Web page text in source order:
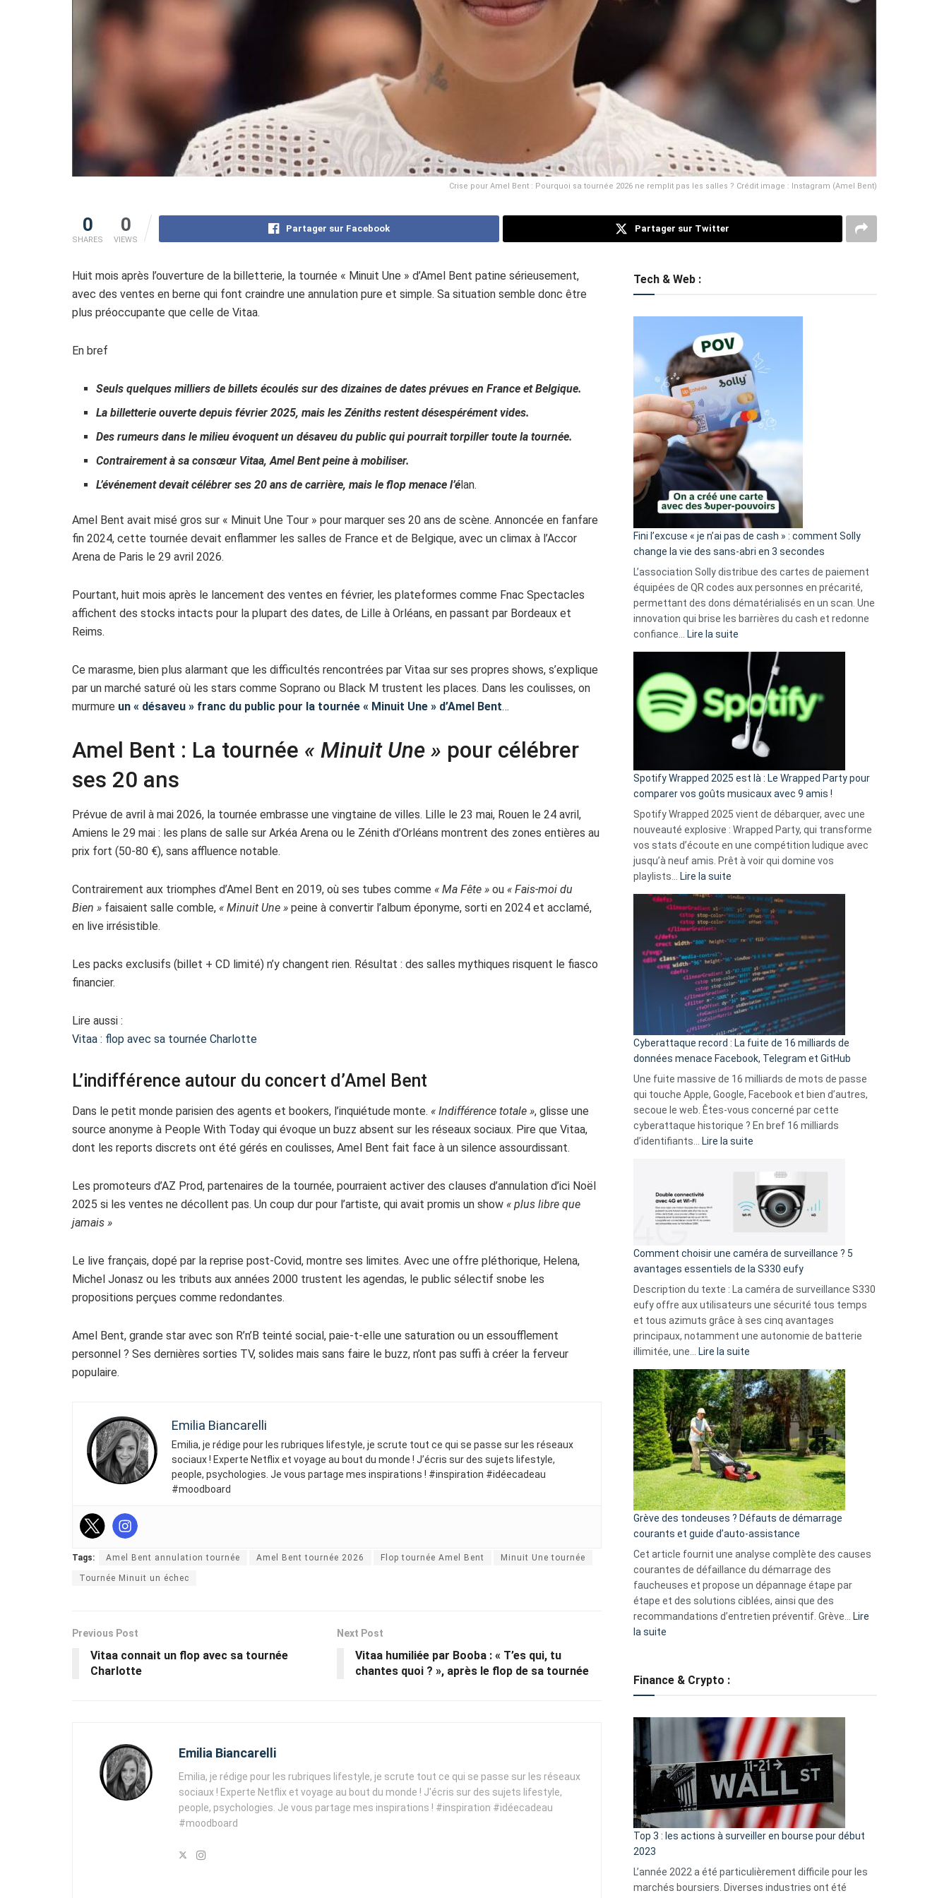
Crise pour Amel Bent : Pourquoi sa tournée 2026 ne remplit pas les salles ? Crédit image : Instagram (Amel Bent)
0
SHARES
0
VIEWS
Partager sur Facebook Partager sur Twitter
Huit mois après l’ouverture de la billetterie, la tournée « Minuit Une » d’Amel Bent patine sérieusement,
avec des ventes en berne qui font craindre une annulation pure et simple. Sa situation semble donc être
plus préoccupante que celle de Vitaa.
En bref
Seuls quelques milliers de billets écoulés sur des dizaines de dates prévues en France et Belgique.
La billetterie ouverte depuis février 2025, mais les Zéniths restent désespérément vides.
Des rumeurs dans le milieu évoquent un désaveu du public qui pourrait torpiller toute la tournée.
Contrairement à sa consœur Vitaa, Amel Bent peine à mobiliser.
L’événement devait célébrer ses 20 ans de carrière, mais le flop menace l’élan.
Amel Bent avait misé gros sur « Minuit Une Tour » pour marquer ses 20 ans de scène. Annoncée en fanfare
fin 2024, cette tournée devait enflammer les salles de France et de Belgique, avec un climax à l’Accor
Arena de Paris le 29 avril 2026.
Pourtant, huit mois après le lancement des ventes en février, les plateformes comme Fnac Spectacles
affichent des stocks intacts pour la plupart des dates, de Lille à Orléans, en passant par Bordeaux et
Reims.
Ce marasme, bien plus alarmant que les difficultés rencontrées par Vitaa sur ses propres shows, s’explique
par un marché saturé où les stars comme Soprano ou Black M trustent les places. Dans les coulisses, on
murmure un « désaveu » franc du public pour la tournée « Minuit Une » d’Amel Bent…
Amel Bent : La tournée « Minuit Une » pour célébrer
ses 20 ans
Prévue de avril à mai 2026, la tournée embrasse une vingtaine de villes. Lille le 23 mai, Rouen le 24 avril,
Amiens le 29 mai : les plans de salle sur Arkéa Arena ou le Zénith d’Orléans montrent des zones entières au
prix fort (50-80 €), sans affluence notable.
Contrairement aux triomphes d’Amel Bent en 2019, où ses tubes comme « Ma Fête » ou « Fais-moi du
Bien » faisaient salle comble, « Minuit Une » peine à convertir l’album éponyme, sorti en 2024 et acclamé,
en live irrésistible.
Les packs exclusifs (billet + CD limité) n’y changent rien. Résultat : des salles mythiques risquent le fiasco
financier.
Lire aussi :
Vitaa : flop avec sa tournée Charlotte
L’indifférence autour du concert d’Amel Bent
Dans le petit monde parisien des agents et bookers, l’inquiétude monte. « Indifférence totale », glisse une
source anonyme à People With Today qui évoque un buzz absent sur les réseaux sociaux. Pire que Vitaa,
dont les reports discrets ont été gérés en coulisses, Amel Bent fait face à un silence assourdissant.
Les promoteurs d’AZ Prod, partenaires de la tournée, pourraient activer des clauses d’annulation d’ici Noël
2025 si les ventes ne décollent pas. Un coup dur pour l’artiste, qui avait promis un show « plus libre que
jamais »
Le live français, dopé par la reprise post-Covid, montre ses limites. Avec une offre pléthorique, Helena,
Michel Jonasz ou les tributs aux années 2000 trustent les agendas, le public sélectif snobe les
propositions perçues comme redondantes.
Amel Bent, grande star avec son R’n’B teinté social, paie-t-elle une saturation ou un essoufflement
personnel ? Ses dernières sorties TV, solides mais sans faire le buzz, n’ont pas suffi à créer la ferveur
populaire.
Emilia Biancarelli
Emilia, je rédige pour les rubriques lifestyle, je scrute tout ce qui se passe sur les réseaux
sociaux ! Experte Netflix et voyage au bout du monde ! J’écris sur des sujets lifestyle,
people, psychologies. Je vous partage mes inspirations ! #inspiration #idéecadeau
#moodboard
Tags: Amel Bent annulation tournée Amel Bent tournée 2026 Flop tournée Amel Bent Minuit Une tournée
Tournée Minuit un échec
Previous Post
Vitaa connait un flop avec sa tournée
Charlotte
Next Post
Vitaa humiliée par Booba : « T’es qui, tu
chantes quoi ? », après le flop de sa tournée
Emilia Biancarelli
Emilia, je rédige pour les rubriques lifestyle, je scrute tout ce qui se passe sur les réseaux
sociaux ! Experte Netflix et voyage au bout du monde ! J'écris sur des sujets lifestyle,
people, psychologies. Je vous partage mes inspirations ! #inspiration #idéecadeau
#moodboard
Tech & Web :
Fini l’excuse « je n’ai pas de cash » : comment Solly
change la vie des sans-abri en 3 secondes
L’association Solly distribue des cartes de paiement
équipées de QR codes aux personnes en précarité,
permettant des dons dématérialisés en un scan. Une
innovation qui brise les barrières du cash et redonne
confiance…
Lire la suite
l’excuse
je
n’ai
pas
de
cash
»
Solly
change
la
vie
sans-
abri
en
3
secondes
Spotify Wrapped 2025 est là : Le Wrapped Party pour
comparer vos goûts musicaux avec 9 amis !
Spotify Wrapped 2025 vient de débarquer, avec une
nouveauté explosive : Wrapped Party, qui transforme
vos stats d’écoute en une compétition ludique avec
jusqu’à neuf amis. Prêt à voir qui domine vos
playlists…
Lire la suite
Wrapped
2025
est
:
Le
Wrapped
Party
pour
comparer
vos
goûts
musicaux
avec
9
amis
Cyberattaque record : La fuite de 16 milliards de
données menace Facebook, Telegram et GitHub
Une fuite massive de 16 milliards de mots de passe
qui touche Apple, Google, Facebook et bien d’autres,
secoue le web. Êtes-vous concerné par cette
cyberattaque historique ? En bref 16 milliards
d’identifiants…
Lire la suite
record
La
fuite
16
milliards
données
menace
Facebook,
Telegram
GitHub
Comment choisir une caméra de surveillance ? 5
avantages essentiels de la S330 eufy
Description du texte : La caméra de surveillance S330
eufy offre aux utilisateurs une sécurité tous temps
et tous azimuts grâce à ses cinq avantages
principaux, notamment une autonomie de batterie
illimitée, une…
Lire la suite
choisir
une
caméra
de
surveillance
?
5
avantages
essentiels
de
la
S330
eufy
Grève des tondeuses ? Défauts de démarrage
courants et guide d’auto-assistance
Cet article fournit une analyse complète des causes
courantes de défaillance du démarrage des
faucheuses et propose un dépannage étape par
étape et des solutions ciblées, ainsi que des
recommandations d’entretien préventif. Grève…
Lire
la suite
tondeuses
démarrage
courants
et
guide
d’auto-
assistance
Finance & Crypto :
Top 3 : les actions à surveiller en bourse pour début
2023
L’année 2022 a été particulièrement difficile pour les
marchés boursiers. Diverses industries ont été